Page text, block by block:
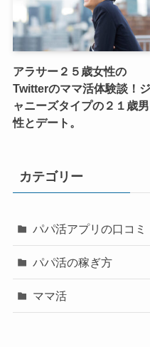
アラサー２５歳女性の
Twitterのママ活体験談！ジ
ャニーズタイプの２１歳男
性とデート。
カテゴリー
パパ活アプリの口コミ
パパ活の稼ぎ方
ママ活